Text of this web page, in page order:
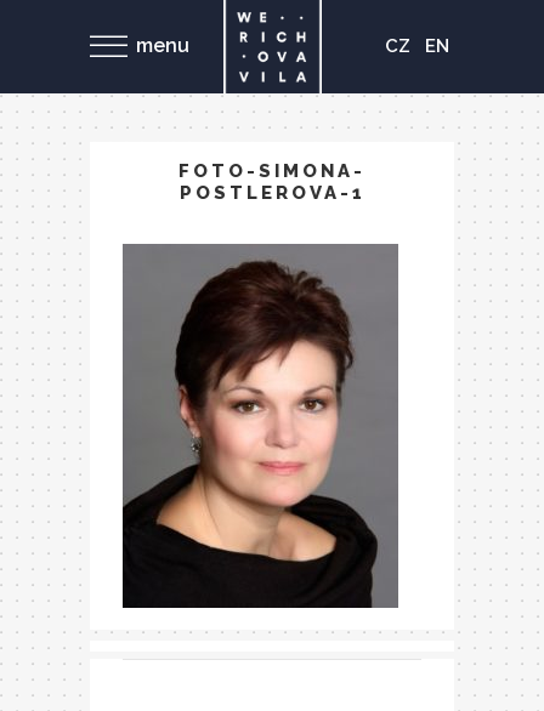
menu CZ EN
FOTO-SIMONA-
POSTLEROVA-1